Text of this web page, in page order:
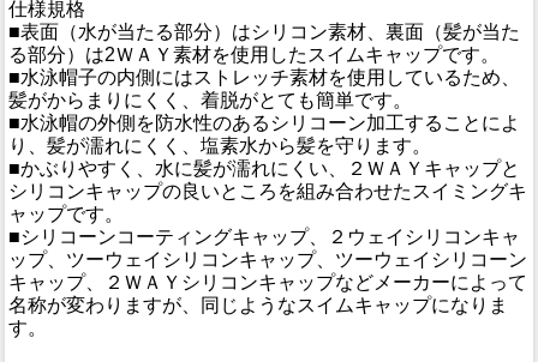
仕様規格
■表面（水が当たる部分）はシリコン素材、裏面（髪が当た
る部分）は2ＷＡＹ素材を使用したスイムキャップです。
■水泳帽子の内側にはストレッチ素材を使用しているため、
髪がからまりにくく、着脱がとても簡単です。
■水泳帽の外側を防水性のあるシリコーン加工することによ
り、髪が濡れにくく、塩素水から髪を守ります。
■かぶりやすく、水に髪が濡れにくい、２ＷＡＹキャップと
シリコンキャップの良いところを組み合わせたスイミングキ
ャップです。
■シリコーンコーティングキャップ、２ウェイシリコンキャ
ップ、ツーウェイシリコンキャップ、ツーウェイシリコーン
キャップ、２ＷＡＹシリコンキャップなどメーカーによって
名称が変わりますが、同じようなスイムキャップになりま
す。